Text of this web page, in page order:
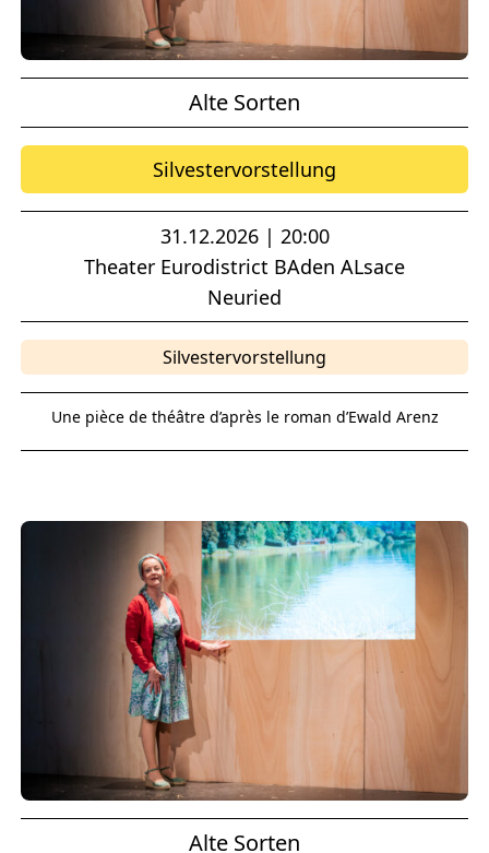
Alte Sorten
Silvestervorstellung
31.12.2026 | 20:00
Theater Eurodistrict BAden ALsace
Neuried
Silvestervorstellung
Une pièce de théâtre d’après le roman d’Ewald Arenz
Alte Sorten